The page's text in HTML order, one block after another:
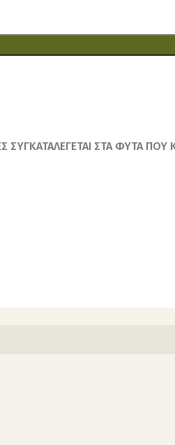
ΣΥΓΚΑΤΑΛΕΓΕΤΑΙ ΣΤΑ ΦΥΤΑ